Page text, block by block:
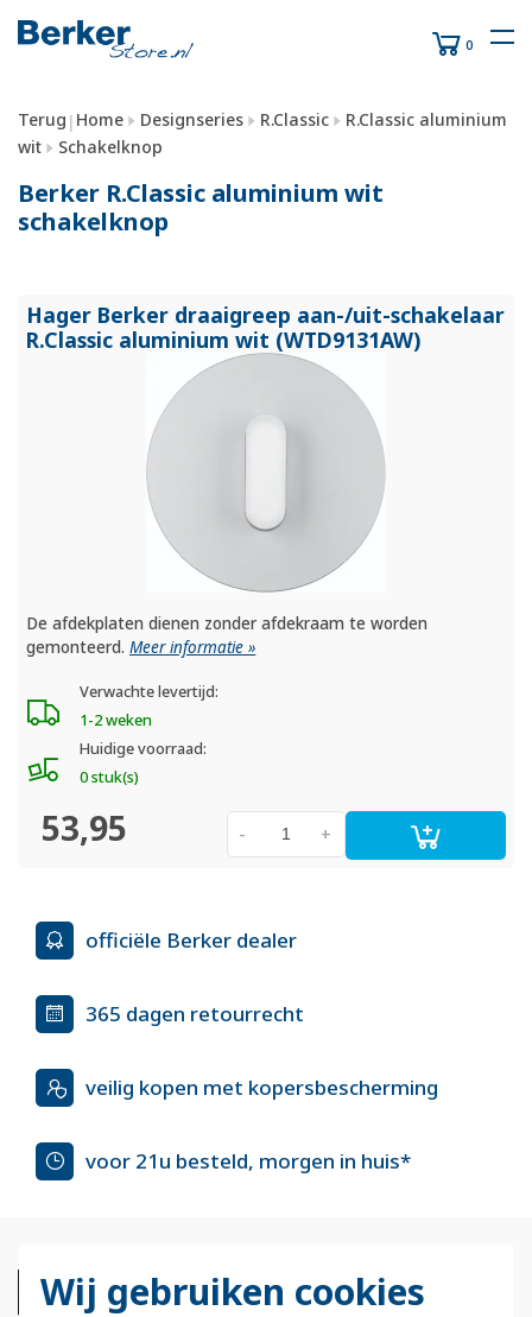
Wij gebruiken cookies
0
Terug | Home Designseries R.Classic
R.Classic aluminium
wit
Schakelknop
Berker R.Classic aluminium wit
schakelknop
Hager Berker draaigreep aan-/uit-schakelaar
R.Classic aluminium wit (WTD9131AW)
De afdekplaten dienen zonder afdekraam te worden
gemonteerd.Meer informatie »
Verwachte levertijd:
1-2 weken
Huidige voorraad:
0 stuk(s)
53,95 +
-
officiële Berker dealer
365 dagen retourrecht
veilig kopen met kopersbescherming
voor 21u besteld, morgen in huis*